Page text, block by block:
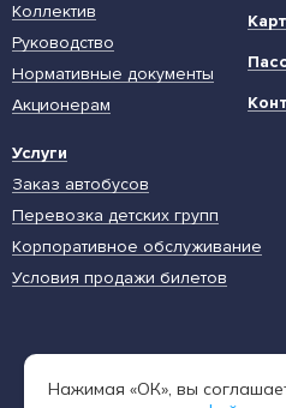
Коллектив
Руководство
Нормативные документы
Акционерам
Услуги
Заказ автобусов
Перевозка детских групп
Корпоративное обслуживание
Условия продажи билетов
Нажимая «ОК», вы